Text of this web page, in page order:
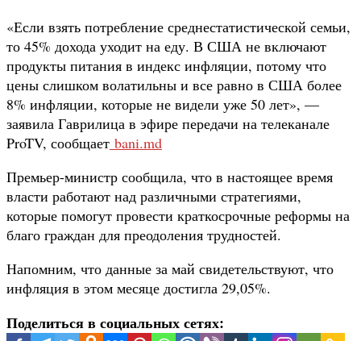
«Если взять потребление среднестатистической семьи,
то 45% дохода уходит на еду. В США не включают
продукты питания в индекс инфляции, потому что
цены слишком волатильны и все равно в США более
8% инфляции, которые не видели уже 50 лет», —
заявила Гаврилица в эфире передачи на телеканале
ProTV, сообщает bani.md
Премьер-министр сообщила, что в настоящее время
власти работают над различными стратегиями,
которые помогут провести краткосрочные реформы на
благо граждан для преодоления трудностей.
Напомним, что данные за май свидетельствуют, что
инфляция в этом месяце достигла 29,05%.
Поделиться в социальных сетях: